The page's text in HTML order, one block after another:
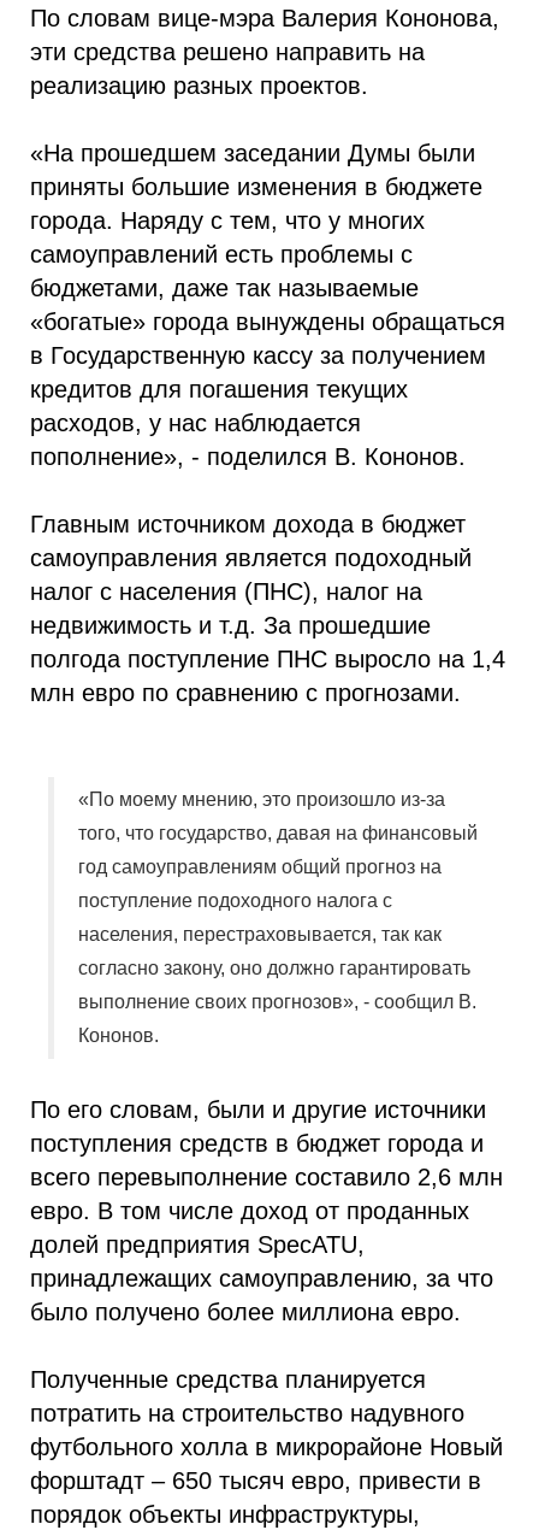
По словам вице-мэра Валерия Кононова,
эти средства решено направить на
реализацию разных проектов.
«На прошедшем заседании Думы были
приняты большие изменения в бюджете
города. Наряду с тем, что у многих
самоуправлений есть проблемы с
бюджетами, даже так называемые
«богатые» города вынуждены обращаться
в Государственную кассу за получением
кредитов для погашения текущих
расходов, у нас наблюдается
пополнение», - поделился В. Кононов.
Главным источником дохода в бюджет
самоуправления является подоходный
налог с населения (ПНС), налог на
недвижимость и т.д. За прошедшие
полгода поступление ПНС выросло на 1,4
млн евро по сравнению с прогнозами.
«По моему мнению, это произошло из-за
того, что государство, давая на финансовый
год самоуправлениям общий прогноз на
поступление подоходного налога с
населения, перестраховывается, так как
согласно закону, оно должно гарантировать
выполнение своих прогнозов», - сообщил В.
Кононов.
По его словам, были и другие источники
поступления средств в бюджет города и
всего перевыполнение составило 2,6 млн
евро. В том числе доход от проданных
долей предприятия SpecATU,
принадлежащих самоуправлению, за что
было получено более миллиона евро.
Полученные средства планируется
потратить на строительство надувного
футбольного холла в микрорайоне Новый
форштадт – 650 тысяч евро, привести в
порядок объекты инфраструктуры,